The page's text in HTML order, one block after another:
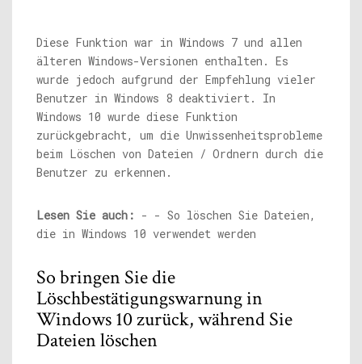
Diese Funktion war in Windows 7 und allen
älteren Windows-Versionen enthalten. Es
wurde jedoch aufgrund der Empfehlung vieler
Benutzer in Windows 8 deaktiviert. In
Windows 10 wurde diese Funktion
zurückgebracht, um die Unwissenheitsprobleme
beim Löschen von Dateien / Ordnern durch die
Benutzer zu erkennen.
Lesen Sie auch: - - So löschen Sie Dateien,
die in Windows 10 verwendet werden
So bringen Sie die
Löschbestätigungswarnung in
Windows 10 zurück, während Sie
Dateien löschen